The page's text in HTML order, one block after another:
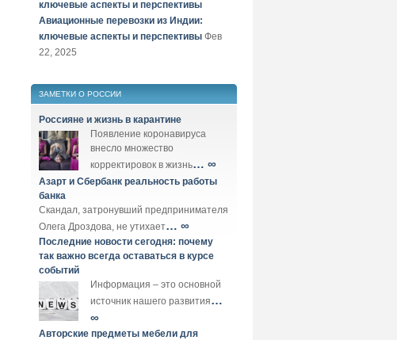
Авиационные перевозки из Индии:
ключевые аспекты и перспективы Фев
22, 2025
ЗАМЕТКИ О РОССИИ
Россияне и жизнь в карантине
Появление коронавируса
внесло множество
корректировок в жизнь… ∞
Азарт и Сбербанк реальность работы
банка
Скандал, затронувший предпринимателя
Олега Дроздова, не утихает… ∞
Последние новости сегодня: почему
так важно всегда оставаться в курсе
событий
Информация – это основной
источник нашего развития…
∞
Авторские предметы мебели для